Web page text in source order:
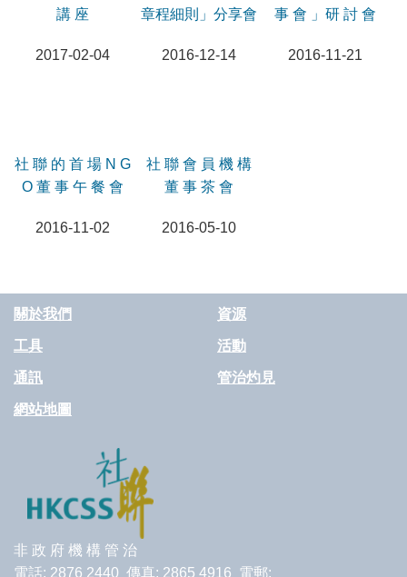
講 座
2017-02-04
章程細則」分享會
2016-12-14
事 會 」研 討 會
2016-11-21
社 聯 的 首 場 N G
O 董 事 午 餐 會
2016-11-02
社 聯 會 員 機 構
董 事 茶 會
2016-05-10
關於我們 資源
工具 活動
通訊 管治灼見
網站地圖
非 政 府 機 構 管 治
電話: 2876 2440 傳真: 2865 4916 電郵: